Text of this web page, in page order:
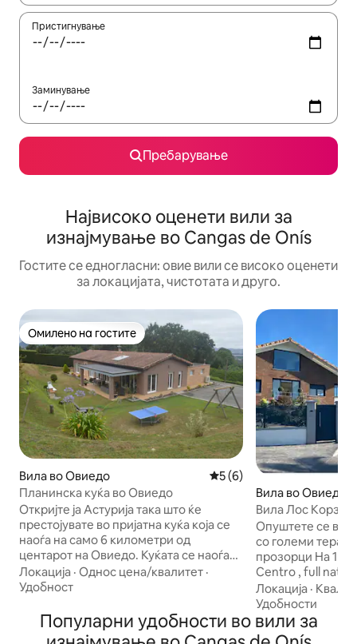
Пристигнување
Заминување
Пребарување
Највисоко оценети вили за
изнајмување во Cangas de Onís
Гостите се едногласни: овие вили се високо оценети
за локацијата, чистотата и друго.
Омилено на гостите
Омилено на гостите
Вила во Овиедо Просечна оцена: 5 од 5,
5 (6)
Планинска куќа во Овиедо
Откријте ја Астурија така што ќе
престојувате во пријатна куќа која се
наоѓа на само 6 километри од
центарот на Овиедо. Куќата се наоѓа
на голем имот од над 3000 м², нудејќи
целосна приватност и тераса од 40 м²
пријатни моменти опкружени со
пријателите и семејството. Располага
Локација · Однос цена/квалитет ·
Удобност
Вила во Овиедо
Вила Лос Корзос
Опуштете се во
со големи
прозорци На 1
Centro , full
ресторани , автобус итн.
куќа. На 30
1 час возење од
западниот дел
Локација ·
Удобности
Популарни удобности во вили за